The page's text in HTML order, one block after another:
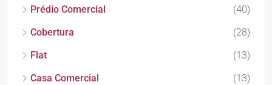
Prédio Comercial
(40)
Cobertura
(28)
Flat
(13)
Casa Comercial
(13)